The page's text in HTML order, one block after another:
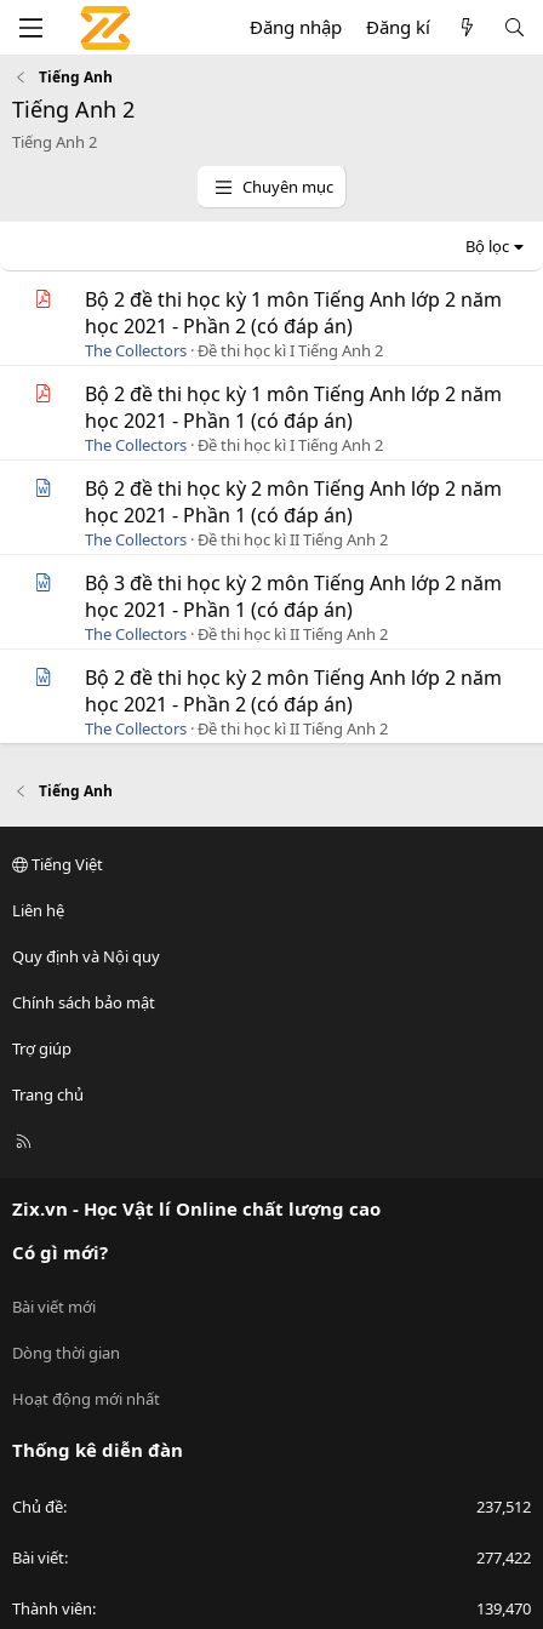
Đăng nhập Đăng kí
Tiếng Anh
Tiếng Anh 2
Tiếng Anh 2
Chuyên mục
Bộ lọc
Bộ 2 đề thi học kỳ 1 môn Tiếng Anh lớp 2 năm
học 2021 - Phần 2 (có đáp án)
The Collectors Đề thi học kì I Tiếng Anh 2
Bộ 2 đề thi học kỳ 1 môn Tiếng Anh lớp 2 năm
học 2021 - Phần 1 (có đáp án)
The Collectors Đề thi học kì I Tiếng Anh 2
Bộ 2 đề thi học kỳ 2 môn Tiếng Anh lớp 2 năm
học 2021 - Phần 1 (có đáp án)
The Collectors Đề thi học kì II Tiếng Anh 2
Bộ 3 đề thi học kỳ 2 môn Tiếng Anh lớp 2 năm
học 2021 - Phần 1 (có đáp án)
The Collectors Đề thi học kì II Tiếng Anh 2
Bộ 2 đề thi học kỳ 2 môn Tiếng Anh lớp 2 năm
học 2021 - Phần 2 (có đáp án)
The Collectors Đề thi học kì II Tiếng Anh 2
Tiếng Anh
Tiếng Việt
Liên hệ
Quy định và Nội quy
Chính sách bảo mật
Trợ giúp
Trang chủ
R
Zix.vn - Học Vật lí Online chất lượng cao
Có gì mới?
Bài viết mới
Dòng thời gian
Hoạt động mới nhất
Thống kê diễn đàn
Chủ đề 237,512
Bài viết 277,422
Thành viên 139,470